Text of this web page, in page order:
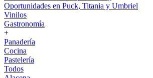
Oportunidades en Puck, Titania y Umbriel
Vinilos
Gastronomía
+
Panadería
Cocina
Pastelería
Todos